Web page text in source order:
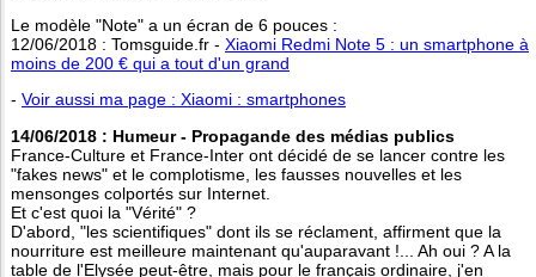
Le modèle "Note" a un écran de 6 pouces :
12/06/2018 : Tomsguide.fr - Xiaomi Redmi Note 5 : un smartphone à
moins de 200 € qui a tout d'un grand
- Voir aussi ma page : Xiaomi : smartphones
14/06/2018 : Humeur - Propagande des médias publics
France-Culture et France-Inter ont décidé de se lancer contre les
"fakes news" et le complotisme, les fausses nouvelles et les
mensonges colportés sur Internet.
Et c'est quoi la "Vérité" ?
D'abord, "les scientifiques" dont ils se réclament, affirment que la
nourriture est meilleure maintenant qu'auparavant !... Ah oui ? A la
table de l'Elysée peut-être, mais pour le français ordinaire, j'en